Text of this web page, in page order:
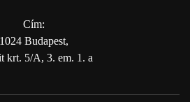
Cím:
1024 Budapest,
krt. 5/A, 3. em. 1. a